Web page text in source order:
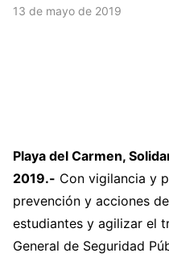
13 de mayo de 2019
Playa del Carmen,
2019.- Con vigilancia y
prevención y acciones
estudiantes y agilizar el
General de Seguridad